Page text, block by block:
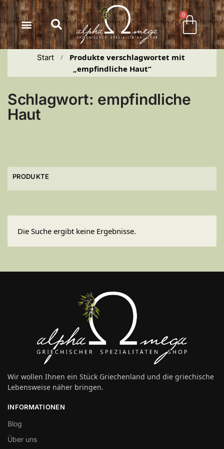
springen
0
Start /
Produkte verschlagwortet mit
„empfindliche Haut“
Schlagwort: empfindliche
Haut
PRODUKTE
Die Suche ergibt keine Ergebnisse.
Wir wollen Ihnen ein Stück Griechenland und die griechische
Lebensweise näher bringen.
INFORMATIONEN
Blog
Über uns